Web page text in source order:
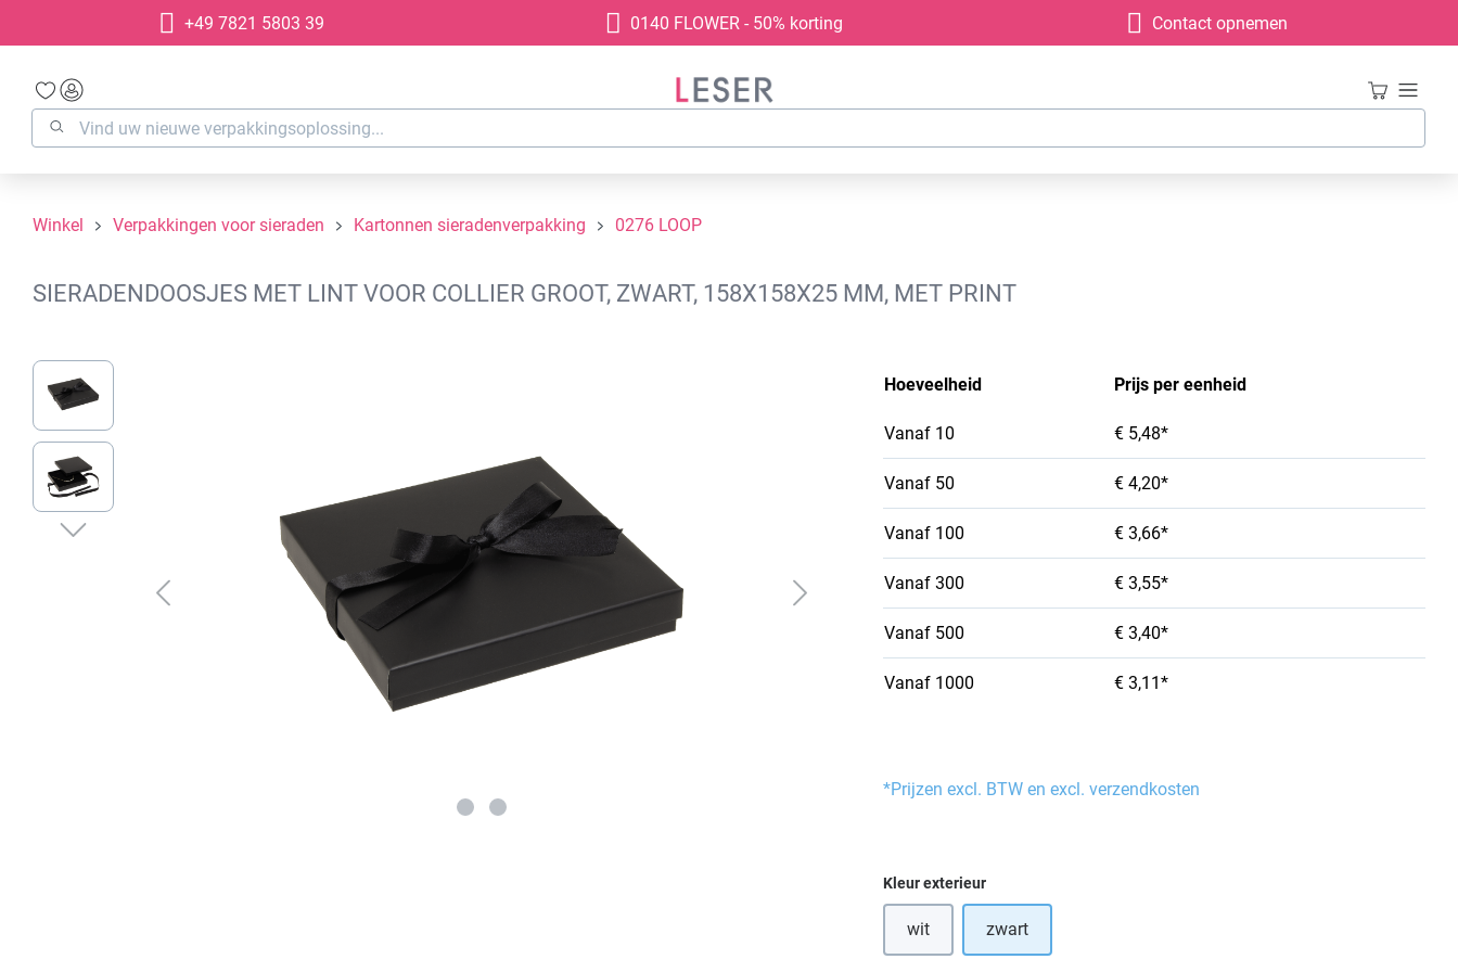
Ga naar de hoofdnavigatie
+49 7821 5803 39 0140 FLOWER - 50% korting Contact opnemen
Winkel Verpakkingen voor sieraden Kartonnen sieradenverpakking 0276 LOOP
SIERADENDOOSJES MET LINT VOOR COLLIER GROOT, ZWART, 158X158X25 MM, MET PRINT
Afbeeldingengalerij overslaan
Hoeveelheid Prijs per eenheid
Vanaf 10 € 5,48*
Vanaf 50 € 4,20*
Vanaf 100 € 3,66*
Vanaf 300 € 3,55*
Vanaf 500 € 3,40*
Vanaf 1000 € 3,11*
*Prijzen excl. BTW en excl. verzendkosten
Selecteer
Kleur exterieur
wit(Deze optie is momenteel niet beschikbaar.)
zwart